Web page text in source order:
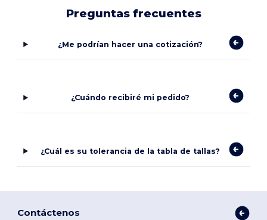
Preguntas frecuentes
¿Me podrían hacer una cotización?
¿Cuándo recibiré mi pedido?
¿Cuál es su tolerancia de la tabla de tallas?
Contáctenos